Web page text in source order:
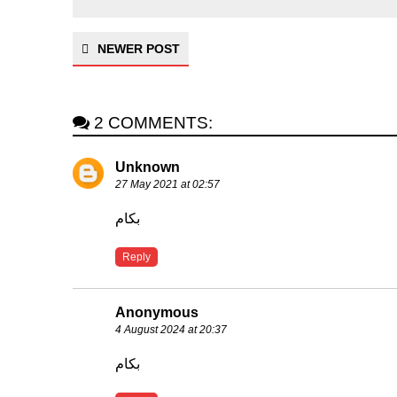
NEWER POST
2 COMMENTS:
Unknown
27 May 2021 at 02:57
بكام
Reply
Anonymous
4 August 2024 at 20:37
بكام